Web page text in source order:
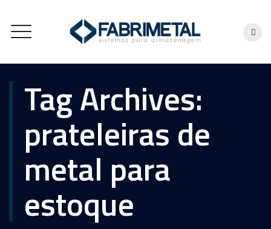
Tag Archives:
prateleiras de
metal para
estoque